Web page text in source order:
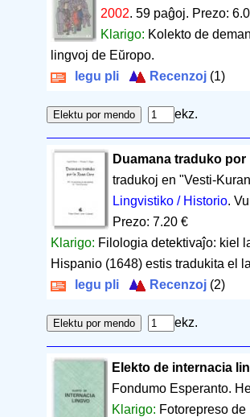
2002.59 paĝoj. Prezo:
Klarigo: Kolekto de
lingvoj de Eŭropo.
legu pli
Recenzoj (1)
ekz.
Duamana traduko por
tradukoj en "Vesti-
Lingvistiko / Historio.
Prezo: 7.20 €
Klarigo: Filologia detektivaĵo: kiel
Hispanio (1648) estis tradukita el
legu pli
Recenzoj (2)
ekz.
Elekto de internacia
Fondumo Esperanto.
Klarigo: Fotorepreso